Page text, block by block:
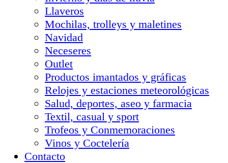
Llaveros
Mochilas, trolleys y maletines
Navidad
Neceseres
Outlet
Productos imantados y gráficas
Relojes y estaciones meteorológicas
Salud, deportes, aseo y farmacia
Textil, casual y sport
Trofeos y Conmemoraciones
Vinos y Coctelería
Contacto